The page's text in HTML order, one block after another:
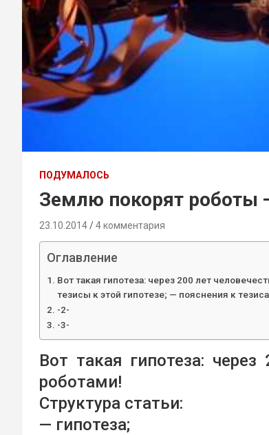
ПОДУМАЛОСЬ
Землю покорят роботы
23.10.2014 4 комментария
Оглавление
Вот такая гипотеза: через 200 лет
тезисы к этой гипотезе; — пояснения к
-2-
-3-
Вот такая гипотеза:
роботами!
Структура статьи:
— гипотеза;